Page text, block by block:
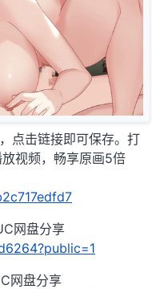
点击链接即可保存。打
视频，畅享原画5倍
网盘分享
网盘分享